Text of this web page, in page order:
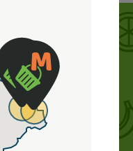
obchod zboží
Bez dlouhého